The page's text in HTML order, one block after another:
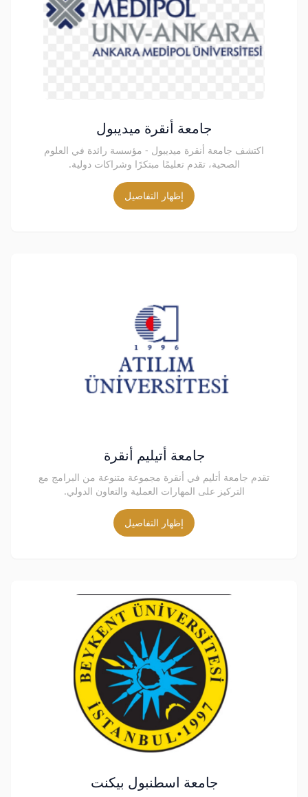
جامعة أنقرة ميديبول
اكتشف جامعة أنقرة ميديبول - مؤسسة رائدة في العلوم
الصحية، تقدم تعليمًا مبتكرًا وشراكات دولية.
إظهار التفاصيل
جامعة أتيليم أنقرة
تقدم جامعة أتليم في أنقرة مجموعة متنوعة من البرامج مع
التركيز على المهارات العملية والتعاون الدولي.
إظهار التفاصيل
جامعة اسطنبول بيكنت